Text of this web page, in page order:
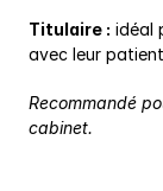
Titulaire : idéal
avec leur
Recommandé
cabinet.